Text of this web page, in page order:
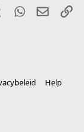
Tumblr WhatsApp
E-mail
Help